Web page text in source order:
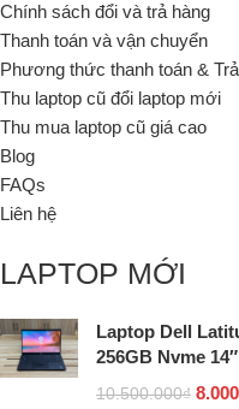
Chính sách đổi và trả hàng
Thanh toán và vận chuyển
Phương thức thanh toán &
Thu laptop cũ đổi laptop mới
Thu mua laptop cũ giá cao
Blog
FAQs
Liên hệ
LAPTOP MỚI
Laptop Dell
256GB Nvme
10.500.000₫